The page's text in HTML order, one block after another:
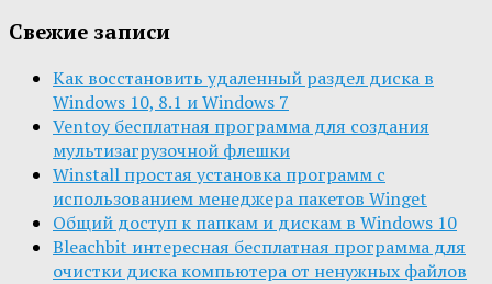
Свежие записи
Как восстановить удаленный раздел диска в
Windows 10, 8.1 и Windows 7
Ventoy бесплатная программа для создания
мультизагрузочной флешки
Winstall простая установка программ с
использованием менеджера пакетов Winget
Общий доступ к папкам и дискам в Windows 10
Bleachbit интересная бесплатная программа для
очистки диска компьютера от ненужных файлов